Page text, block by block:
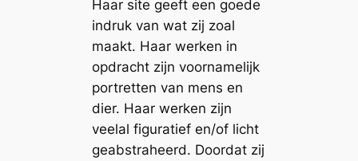
Haar site geeft een goede
indruk van wat zij zoal
maakt. Haar werken in
opdracht zijn voornamelijk
portretten van mens en
dier. Haar werken zijn
veelal figuratief en/of licht
geabstraheerd. Doordat zij